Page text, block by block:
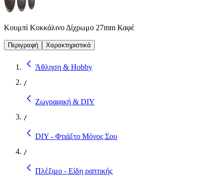
Κουμπί Κοκκάλινο Δίχρωμο 27mm Καφέ
Περιγραφή Χαρακτηριστικά
Άθληση & Hobby
/
Ζωγραφική & DIY
/
DIY - Φτιάξτο Μόνος Σου
/
Πλέξιμο - Είδη ραπτικής